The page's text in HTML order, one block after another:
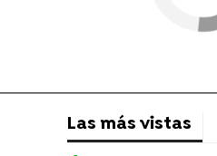
Las más vistas